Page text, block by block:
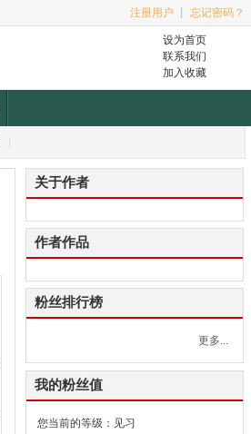
注册用户 ┊ 忘记密码？
设为首页
联系我们
加入收藏
关于作者
作者作品
粉丝排行榜
更多...
我的粉丝值
您当前的等级：见习